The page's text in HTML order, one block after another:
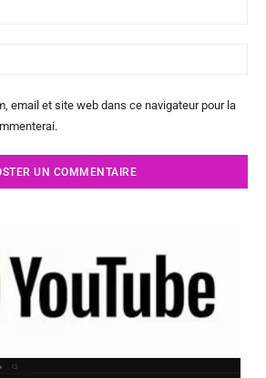
email et site web dans ce navigateur pour la